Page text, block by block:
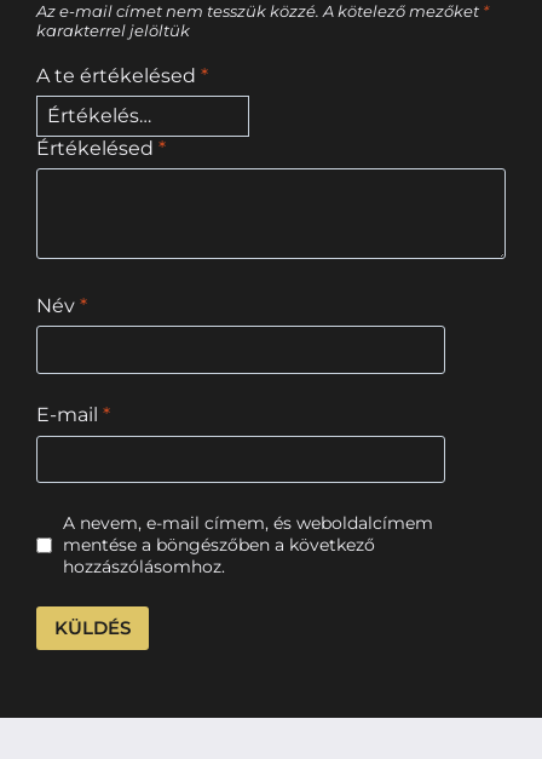
Az e-mail címet nem tesszük közzé. A kötelező mezőket *
karakterrel jelöltük
A te értékelésed *
Értékelésed *
Név *
E-mail *
A nevem, e-mail címem, és weboldalcímem
mentése a böngészőben a következő
hozzászólásomhoz.